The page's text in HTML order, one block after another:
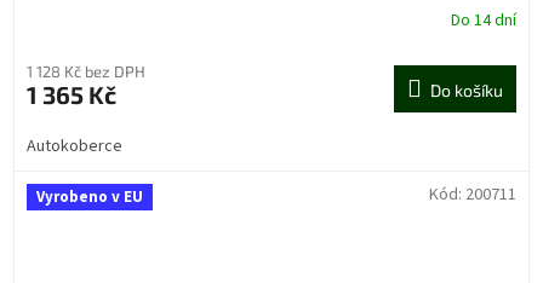
Do 14 dní
1 128 Kč bez DPH
1 365 Kč Do košíku
Autokoberce
Vyrobeno v EU Kód: 200711